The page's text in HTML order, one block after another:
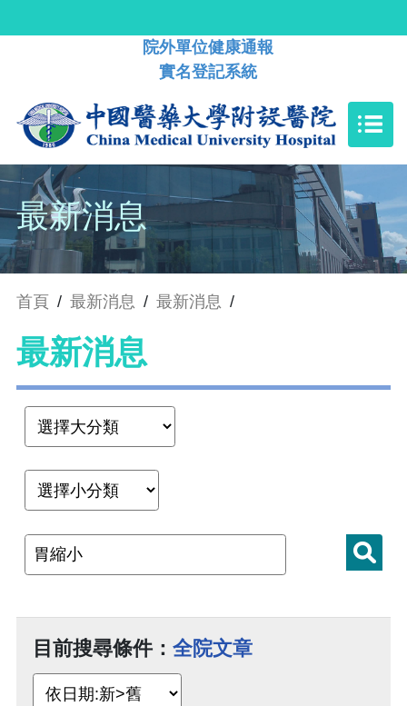
院外單位健康通報
實名登記系統
最新消息
首頁 / 最新消息 / 最新消息 /
最新消息
目前搜尋條件： 全院文章